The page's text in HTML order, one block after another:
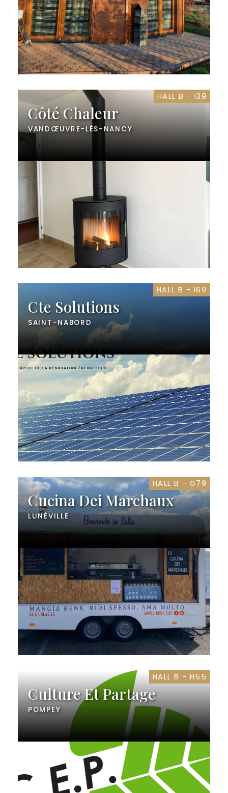
HALL B - I39
Côté Chaleur
VANDŒUVRE-LÈS-NANCY
HALL B - I69
Cte Solutions
SAINT-NABORD
HALL B - G79
Cucina Dei Marchaux
LUNÉVILLE
HALL B - H55
Culture Et Partage
POMPEY